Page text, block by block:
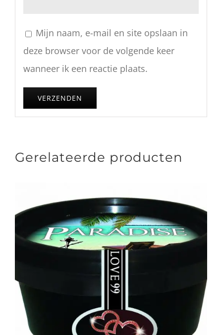
Mijn naam, e-mail en site opslaan in
deze browser voor de volgende keer
wanneer ik een reactie plaats.
Gerelateerde producten